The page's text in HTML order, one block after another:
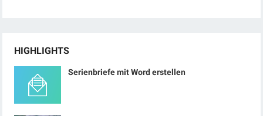
HIGHLIGHTS
Serienbriefe mit Word erstellen